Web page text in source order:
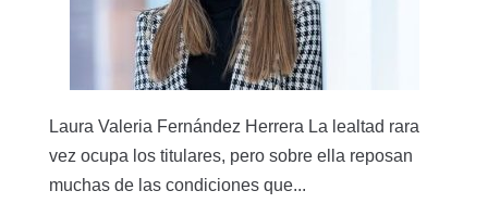
Laura Valeria Fernández Herrera La lealtad rara
vez ocupa los titulares, pero sobre ella reposan
muchas de las condiciones que...